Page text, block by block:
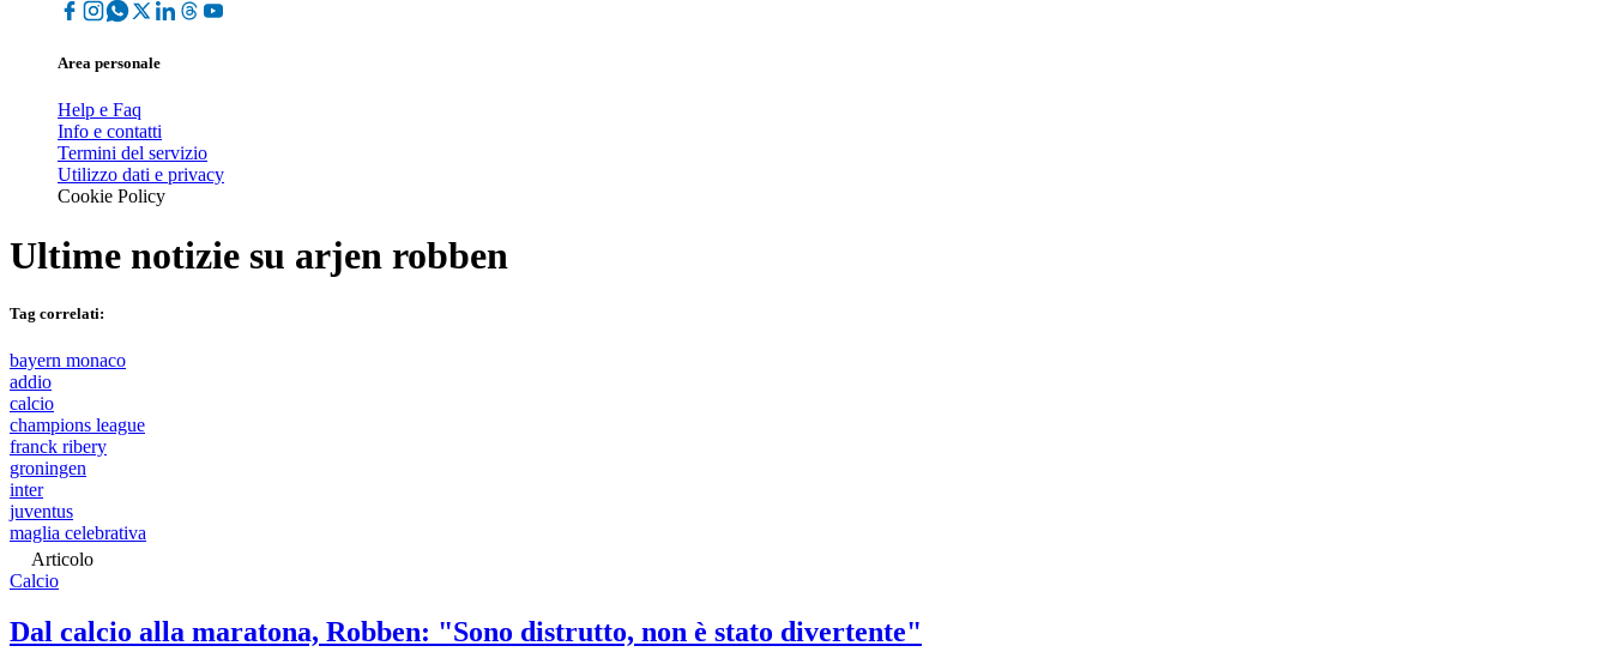
Area personale
Help e Faq
Info e contatti
Termini del servizio
Utilizzo dati e privacy
Cookie Policy
Ultime notizie su arjen robben
Tag correlati:
bayern monaco
addio
calcio
champions league
franck ribery
groningen
inter
juventus
maglia celebrativa
Articolo
Calcio
Dal calcio alla maratona, Robben: "Sono distrutto, non è stato divertente"